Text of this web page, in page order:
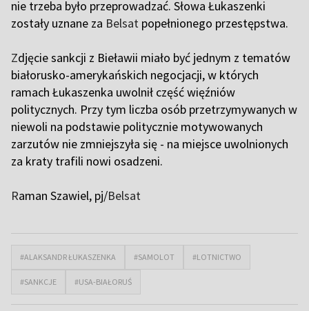
nie trzeba było przeprowadzać. Słowa Łukaszenki
zostały uznane za Belsat popełnionego przestępstwa.
Zdjęcie sankcji z Bieławii miało być jednym z tematów
białorusko-amerykańskich negocjacji, w których
ramach Łukaszenka uwolnił część więźniów
politycznych. Przy tym liczba osób przetrzymywanych w
niewoli na podstawie politycznie motywowanych
zarzutów nie zmniejszyła się - na miejsce uwolnionych
za kraty trafili nowi osadzeni.
Raman Szawiel, pj/Belsat
#ALAKSANDR ŁUKASZENKA #SAMOLOT #LOTNICTWO
#SANKCJE #USA-BIAŁORUŚ